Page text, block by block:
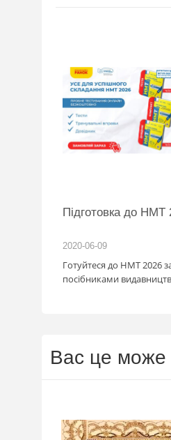
Підготовка до НМТ
2020-06-09
Готуйтеся до НМТ 2026
посібниками
Вас це може